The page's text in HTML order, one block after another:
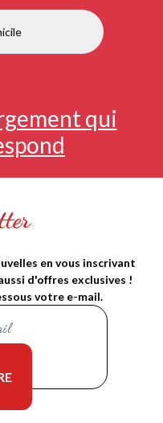
qui
en vous inscrivant
d'offres exclusives !
votre e-mail.